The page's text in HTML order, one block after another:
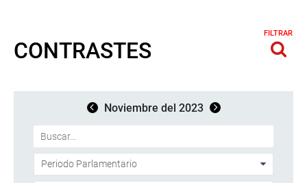
CONTRASTES
FILTRAR
Noviembre del 2023